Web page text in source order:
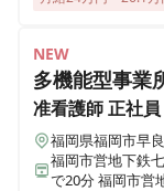
NEW
多機能型事業
准看護師正社員
福岡県福岡市早
福岡市営地下鉄
で20分 福岡市営